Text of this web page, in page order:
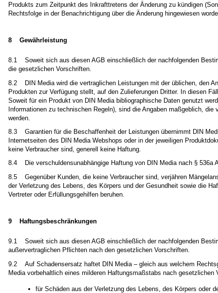
Produkts zum Zeitpunkt des Inkrafttretens der Änderung zu kündigen
Rechtsfolge in der Benachrichtigung über die Änderung hingewiesen
8 Gewährleistung
8.1 Soweit sich aus diesen AGB einschließlich der nachfolgenden
die gesetzlichen Vorschriften.
8.2 DIN Media wird die vertraglichen Leistungen mit der üblichen, den
Produkten zur Verfügung stellt, auf den Zulieferungen Dritter. In diesen
Soweit für ein Produkt von DIN Media bibliographische Daten genutzt
Informationen zu technischen Regeln), sind die Angaben maßgeblich,
werden.
8.3 Garantien für die Beschaffenheit der Leistungen übernimmt DIN
Internetseiten des DIN Media Webshops oder in der jeweiligen
keine Verbraucher sind, generell keine Haftung.
8.4 Die verschuldensunabhängige Haftung von DIN Media nach § 536a
8.5 Gegenüber Kunden, die keine Verbraucher sind, verjähren
der Verletzung des Lebens, des Körpers und der Gesundheit sowie die
Vertreter oder Erfüllungsgehilfen beruhen.
9 Haftungsbeschränkungen
9.1 Soweit sich aus diesen AGB einschließlich der nachfolgenden
außervertraglichen Pflichten nach den gesetzlichen Vorschriften.
9.2 Auf Schadensersatz haftet DIN Media – gleich aus welchem
Media vorbehaltlich eines milderen Haftungsmaßstabs nach
für Schäden aus der Verletzung des Lebens, des Körpers oder